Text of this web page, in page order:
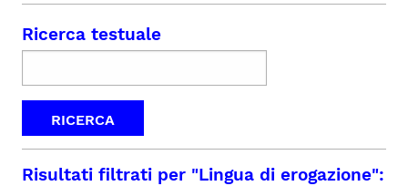
Ricerca testuale
Risultati filtrati per "Lingua di erogazione":